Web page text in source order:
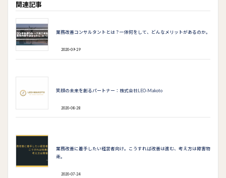
e
b
o
o
k
itt
er
ai
l
e
ke
dI
関連記事
業務改善コンサルタントとは？一体何をして、どんなメリットがあるのか。
2020-09-29
笑顔の未来を創るパートナー：株式会社LEO-Makoto
2020-08-28
業務改善に着手したい経営者向け。こうすれば改善は進む、考え方は障害物
走。
2020-07-24